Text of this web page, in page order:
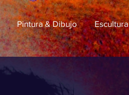
Pintura & Dibujo Escultura